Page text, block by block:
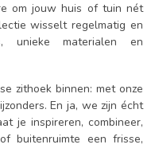
om jouw huis of tuin nét
wisselt regelmatig en
unieke materialen en
zithoek binnen: met onze
En ja, we zijn écht
je inspireren, combineer,
buitenruimte een frisse,